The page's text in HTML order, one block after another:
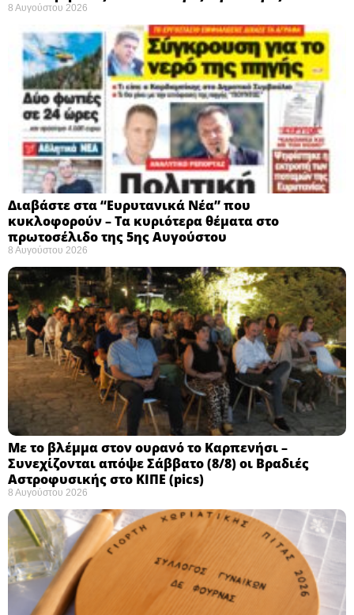
8 Αυγούστου 2026
Διαβάστε στα “Ευρυτανικά Νέα” που
κυκλοφορούν – Τα κυριότερα θέματα στο
πρωτοσέλιδο της 5ης Αυγούστου
8 Αυγούστου 2026
Με το βλέμμα στον ουρανό το Καρπενήσι –
Συνεχίζονται απόψε Σάββατο (8/8) οι Βραδιές
Αστροφυσικής στο ΚΙΠΕ (pics)
8 Αυγούστου 2026